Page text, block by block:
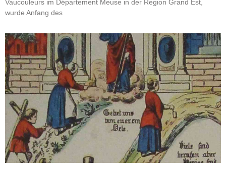
Vaucouleurs im Département Meuse in der Region Grand Est,
wurde Anfang des